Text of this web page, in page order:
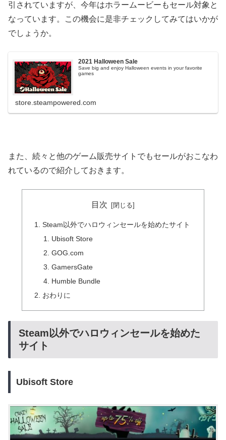
引されていますが、今年はホラームービーもセール対象と
なっています。この機会に是非チェックしてみてはいかが
でしょうか。
2021 Halloween Sale
Save big and enjoy Halloween events in your favorite
games
store.steampowered.com
また、続々と他のゲーム販売サイトでもセールがおこなわ
れているので紹介しておきます。
目次
Steam以外でハロウィンセールを始めたサイト
Ubisoft Store
GOG.com
GamersGate
Humble Bundle
おわりに
Steam以外でハロウィンセールを始めた
サイト
Ubisoft Store